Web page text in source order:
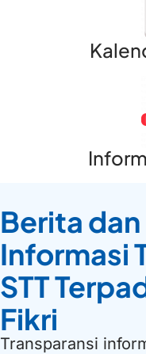
Berita dan
Informasi
STT
Fikri
Transparansi